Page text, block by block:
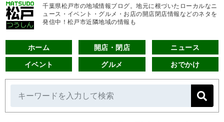
千葉県松戸市の地域情報ブログ。地元に根づいたローカルなニ
ュース・イベント・グルメ・お店の開店閉店情報などのネタを
発信中！松戸市近隣地域の情報も
ホーム 開店・閉店 ニュース
イベント グルメ おでかけ